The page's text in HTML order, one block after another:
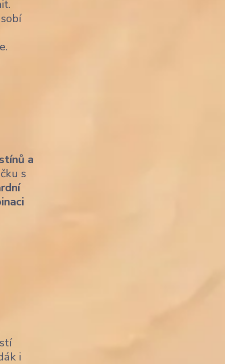
a
s
i